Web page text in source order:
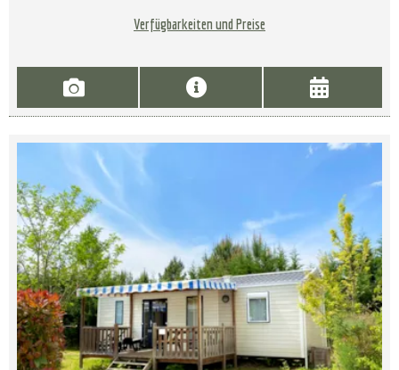
Verfügbarkeiten und Preise